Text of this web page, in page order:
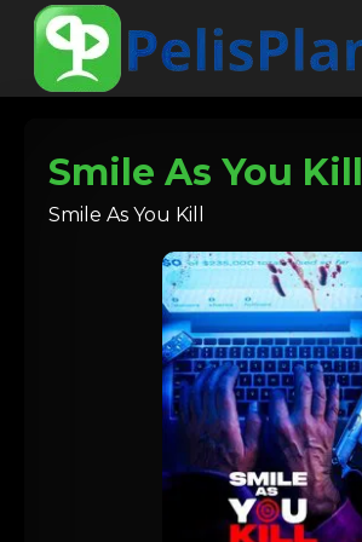
Smile As You Kill
Smile As You Kill